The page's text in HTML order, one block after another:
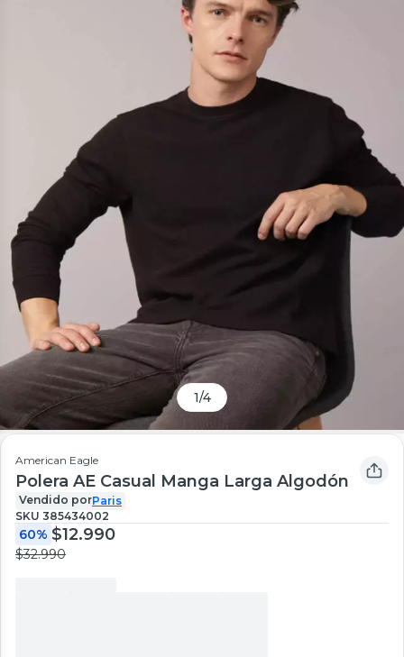
1/4
American Eagle
Polera AE Casual Manga Larga Algodón
Vendido porParis
SKU 385434002
60% $12.990
$32.990